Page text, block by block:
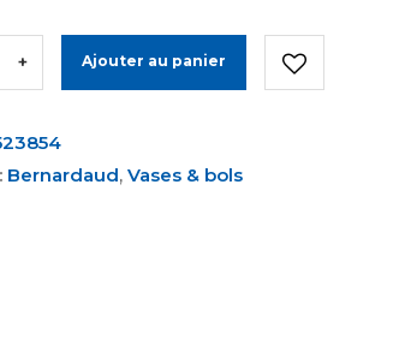
+ Ajouter au panier
Bernardaud, Vases & bols